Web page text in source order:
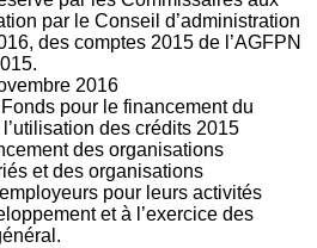
par le Conseil d’administration
des comptes 2015 de l’AGFPN
2016
pour le financement du
des crédits 2015
des organisations
et des organisations
pour leurs activités
et à l’exercice des